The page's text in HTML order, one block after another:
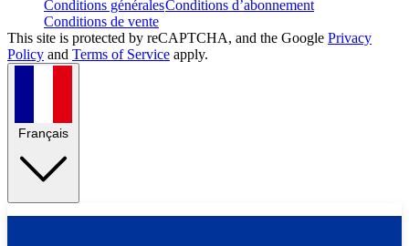
Conditions généralesConditions d’abonnement
Conditions de vente
This site is protected by reCAPTCHA, and the Google Privacy
Policy and Terms of Service apply.
Français